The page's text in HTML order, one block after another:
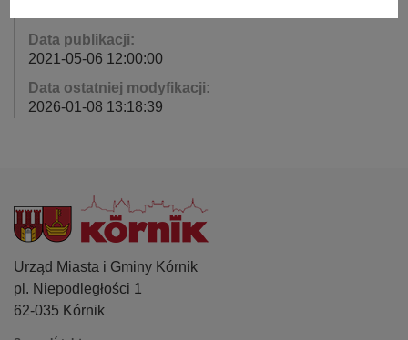
Data publikacji:
2021-05-06 12:00:00
Data ostatniej modyfikacji:
2026-01-08 13:18:39
Urząd Miasta i Gminy Kórnik
pl. Niepodległości 1
62-035 Kórnik